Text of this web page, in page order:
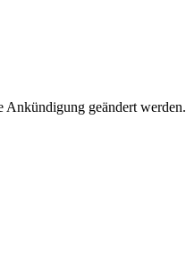
Ankündigung geändert werden.